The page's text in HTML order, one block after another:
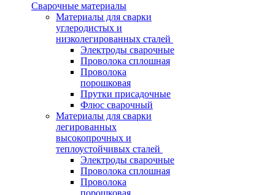
Сварочные материалы
Материалы для сварки
углеродистых и
низколегированных сталей
Электроды сварочные
Проволока сплошная
Проволока
порошковая
Прутки присадочные
Флюс сварочный
Материалы для сварки
легированных
высокопрочных и
теплоустойчивых сталей
Электроды сварочные
Проволока сплошная
Проволока
порошковая